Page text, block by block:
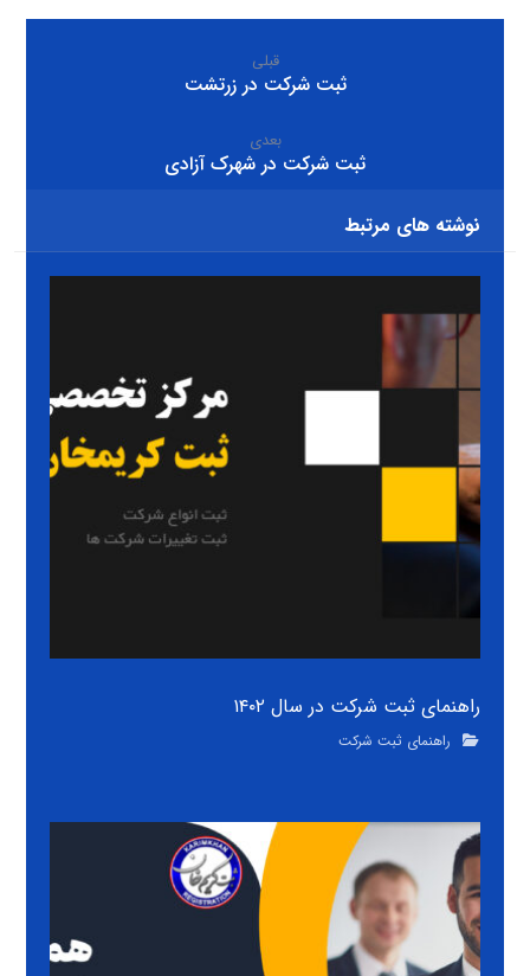
قبلی
ثبت شرکت در زرتشت
بعدی
ثبت شرکت در شهرک آزادی
نوشته های مرتبط
راهنمای ثبت شرکت در سال ۱۴۰۲
راهنمای ثبت شرکت